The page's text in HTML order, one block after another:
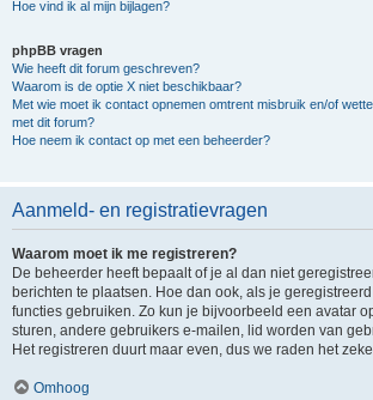
Hoe vind ik al mijn bijlagen?
phpBB vragen
Wie heeft dit forum geschreven?
Waarom is de optie X niet beschikbaar?
Met wie moet ik contact opnemen omtrent misbruik en/of
met dit forum?
Hoe neem ik contact op met een beheerder?
Aanmeld- en registratievragen
Waarom moet ik me registreren?
De beheerder heeft bepaalt of je al dan niet
berichten te plaatsen. Hoe dan ook, als je
functies gebruiken. Zo kun je bijvoorbeeld een avatar
sturen, andere gebruikers e-mailen, lid worden van
Het registreren duurt maar even, dus we raden het
Omhoog